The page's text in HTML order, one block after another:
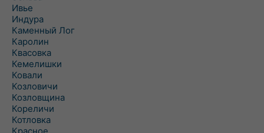
Ивье
Индура
Каменный Лог
Каролин
Квасовка
Кемелишки
Ковали
Козловичи
Козловщина
Кореличи
Котловка